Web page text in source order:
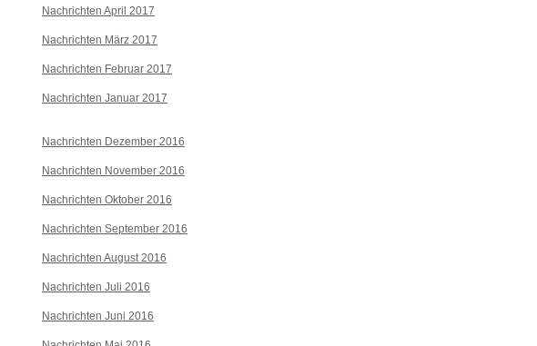
Nachrichten April 2017
Nachrichten März 2017
Nachrichten Februar 2017
Nachrichten Januar 2017
Nachrichten Dezember 2016
Nachrichten November 2016
Nachrichten Oktober 2016
Nachrichten September 2016
Nachrichten August 2016
Nachrichten Juli 2016
Nachrichten Juni 2016